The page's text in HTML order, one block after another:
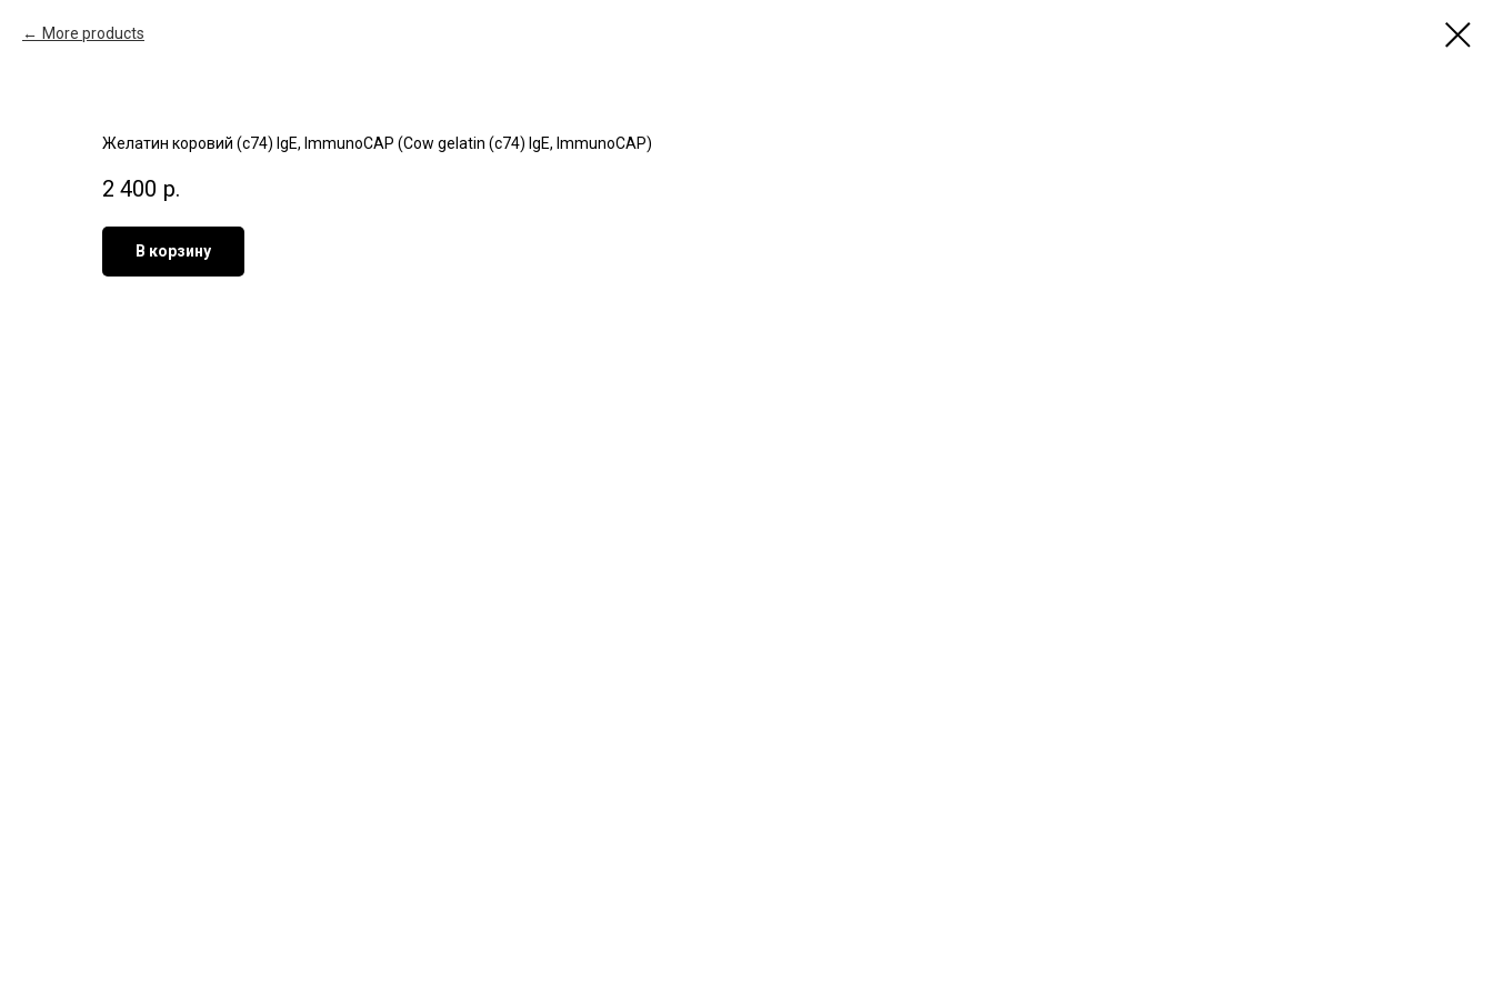
More products
Желатин коровий (c74) IgE, ImmunoCAP (Cow gelatin (c74) IgE, ImmunoCAP)
2 400 р.
В корзину